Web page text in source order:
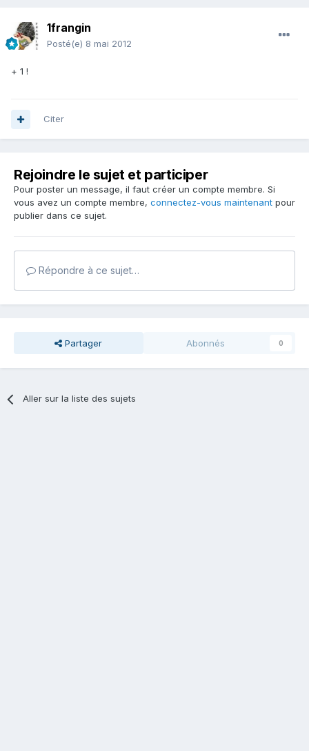
1frangin
Posté(e) 8 mai 2012
+ 1 !
Citer
Rejoindre le sujet et participer
Pour poster un message, il faut créer un compte membre. Si
vous avez un compte membre, connectez-vous maintenant pour
publier dans ce sujet.
Répondre à ce sujet…
Partager Abonnés 0
Aller sur la liste des sujets